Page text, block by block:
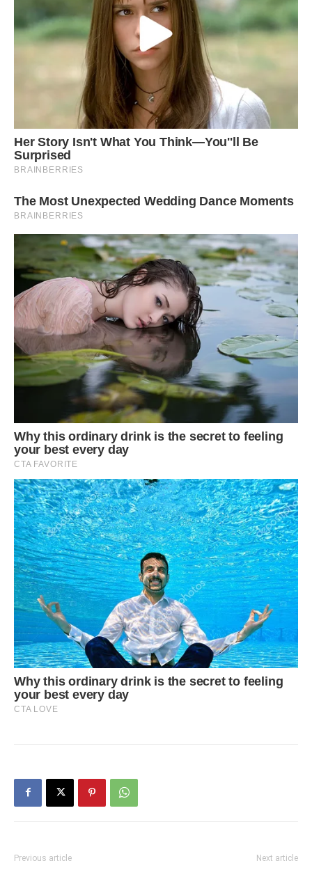
Previous article Next article